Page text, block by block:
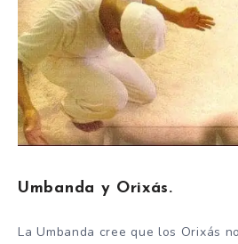
Umbanda y Orixás.
La Umbanda cree que los Orixás